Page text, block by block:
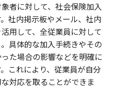
者に対して、社会保険加入
社内掲示板やメール、社内
用して、全従業員に対して
具体的な加入手続きやその
た場合の影響などを明確に
これにより、従業員が自分
対応を取ることができま